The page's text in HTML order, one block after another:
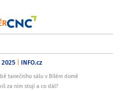
INFO.cz
tanečního sálu v Bílém domě
za ním stojí a co dál?